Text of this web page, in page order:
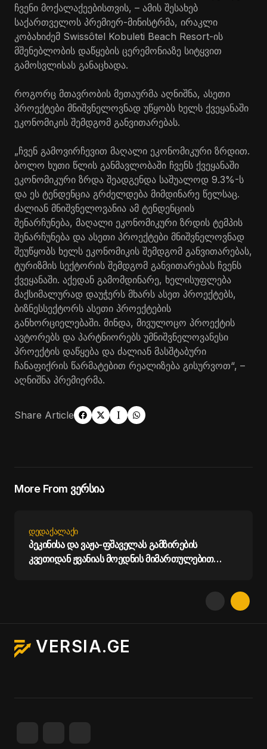
ჩვენი მოქალაქეებისთვის, – ამის შესახებ
საქართველოს პრემიერ-მინისტრმა, ირაკლი
კობახიძემ Swissôtel Kobuleti Beach Resort-ის
მშენებლობის დაწყების ცერემონიაზე სიტყვით
გამოსვლისას განაცხადა.
როგორც მთავრობის მეთაურმა აღნიშნა, ასეთი
პროექტები მნიშვნელოვნად უწყობს ხელს ქვეყანაში
ეკონომიკის შემდგომ განვითარებას.
„ჩვენ გამოვირჩევით მაღალი ეკონომიკური ზრდით.
ბოლო ხუთი წლის განმავლობაში ჩვენს ქვეყანაში
ეკონომიკური ზრდა შეადგენდა საშუალოდ 9.3%-ს
და ეს ტენდენცია გრძელდება მიმდინარე წელსაც.
ძალიან მნიშვნელოვანია ამ ტენდენციის
შენარჩუნება, მაღალი ეკონომიკური ზრდის ტემპის
შენარჩუნება და ასეთი პროექტები მნიშვნელოვნად
შეუწყობს ხელს ეკონომიკის შემდგომ განვითარებას,
ტურიზმის სექტორის შემდგომ განვითარებას ჩვენს
ქვეყანაში. აქედან გამომდინარე, ხელისუფლება
მაქსიმალურად დაუჭერს მხარს ასეთ პროექტებს,
ბიზნესსექტორს ასეთი პროექტების
განხორციელებაში. მინდა, მივულოცო პროექტის
ავტორებს და პარტნიორებს უმნიშვნელოვანესი
პროექტის დაწყება და ძალიან მასშტაბური
ჩანაფიქრის წარმატებით რეალიზება გისურვოთ“, –
აღნიშნა პრემიერმა.
Share Article
More From ვერსია
ᲓᲔᲓᲐᲥᲐᲚᲐᲥᲘ
პეკინისა და ვაჟა-ფშაველას გამზირების
კვეთიდან ჟვანიას მოედნის მიმართულებით
VERSIA.GE